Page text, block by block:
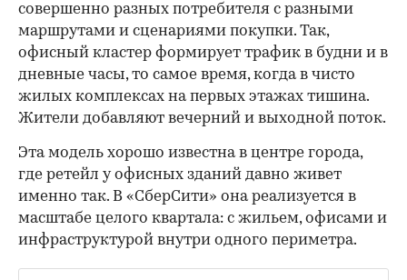
совершенно разных потребителя с разными
маршрутами и сценариями покупки. Так,
офисный кластер формирует трафик в будни и в
дневные часы, то самое время, когда в чисто
жилых комплексах на первых этажах тишина.
Жители добавляют вечерний и выходной поток.
Эта модель хорошо известна в центре города,
где ретейл у офисных зданий давно живет
именно так. В «СберСити» она реализуется в
масштабе целого квартала: с жильем, офисами и
инфраструктурой внутри одного периметра.